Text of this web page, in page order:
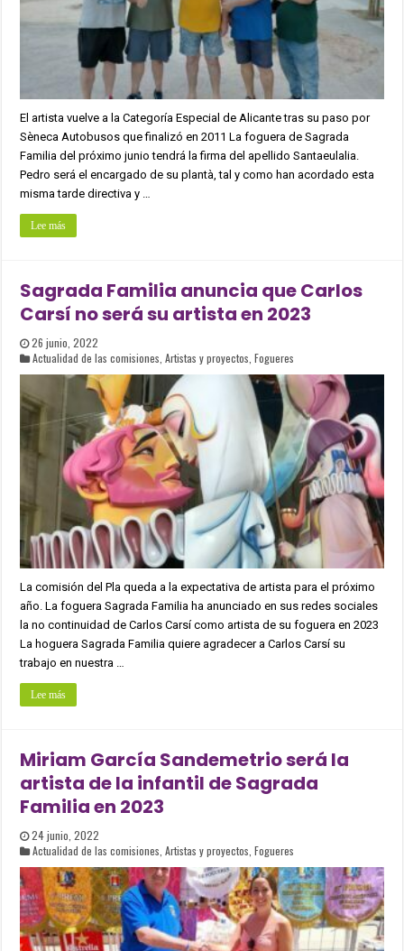
El artista vuelve a la Categoría Especial de Alicante tras su paso por
Sèneca Autobusos que finalizó en 2011 La foguera de Sagrada
Familia del próximo junio tendrá la firma del apellido Santaeulalia.
Pedro será el encargado de su plantà, tal y como han acordado esta
misma tarde directiva y …
Lee más
Sagrada Familia anuncia que Carlos
Carsí no será su artista en 2023
26 junio, 2022
Actualidad de las comisiones ,Artistas y proyectos ,Fogueres
La comisión del Pla queda a la expectativa de artista para el próximo
año. La foguera Sagrada Familia ha anunciado en sus redes sociales
la no continuidad de Carlos Carsí como artista de su foguera en 2023
La hoguera Sagrada Familia quiere agradecer a Carlos Carsí su
trabajo en nuestra …
Lee más
Miriam García Sandemetrio será la
artista de la infantil de Sagrada
Familia en 2023
24 junio, 2022
Actualidad de las comisiones ,Artistas y proyectos ,Fogueres